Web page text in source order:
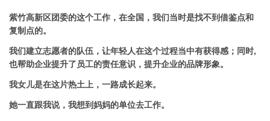
紫竹高新区团委的这个工作，在全国，我们当时是找不到借鉴点和
复制点的。
我们建立志愿者的队伍，让年轻人在这个过程当中有获得感；同时,
也帮助企业提升了员工的责任意识，提升企业的品牌形象。
我女儿是在这片热土上，一路成长起来。
她一直跟我说，我想到妈妈的单位去工作。